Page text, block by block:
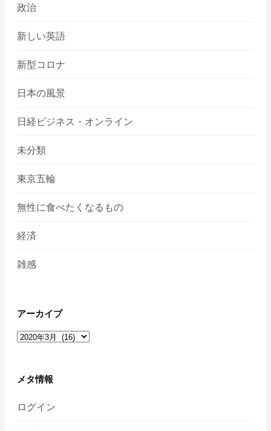
政治
新しい英語
新型コロナ
日本の風景
日経ビジネス・オンライン
未分類
東京五輪
無性に食べたくなるもの
経済
雑感
アーカイブ
ア
イ
メタ情報
ログイン